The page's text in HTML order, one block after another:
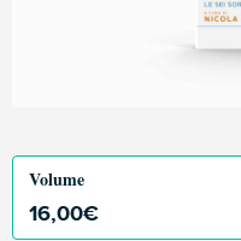
Volume
16,00€